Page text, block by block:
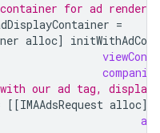
for ad
=
alloc]
our ad tag,
[[IMAAdsRequest alloc]